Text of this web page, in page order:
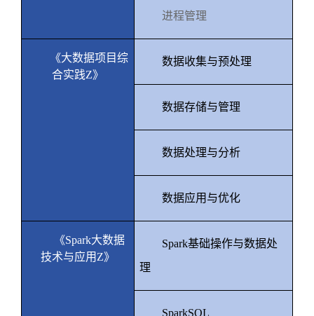
进程管理
《大数据项目综
合实践Z》
数据收集与预处理
数据存储与管理
数据处理与分析
数据应用与优化
《Spark大数据
技术与应用 Z》
Spark基础操作与数据处
理
SparkSQL